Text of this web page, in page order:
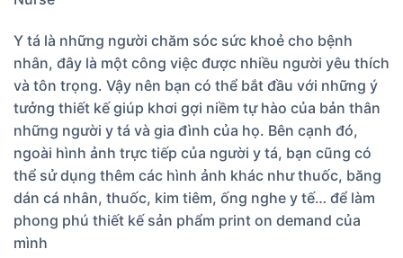
Y tá là những người chăm sóc sức khoẻ cho bệnh
nhân, đây là một công việc được nhiều người yêu thích
và tôn trọng. Vậy nên bạn có thể bắt đầu với những ý
tưởng thiết kế giúp khơi gợi niềm tự hào của bản thân
những người y tá và gia đình của họ. Bên cạnh đó,
ngoài hình ảnh trực tiếp của người y tá, bạn cũng có
thể sử dụng thêm các hình ảnh khác như thuốc, băng
dán cá nhân, thuốc, kim tiêm, ống nghe y tế… để làm
phong phú thiết kế sản phẩm print on demand của
mình